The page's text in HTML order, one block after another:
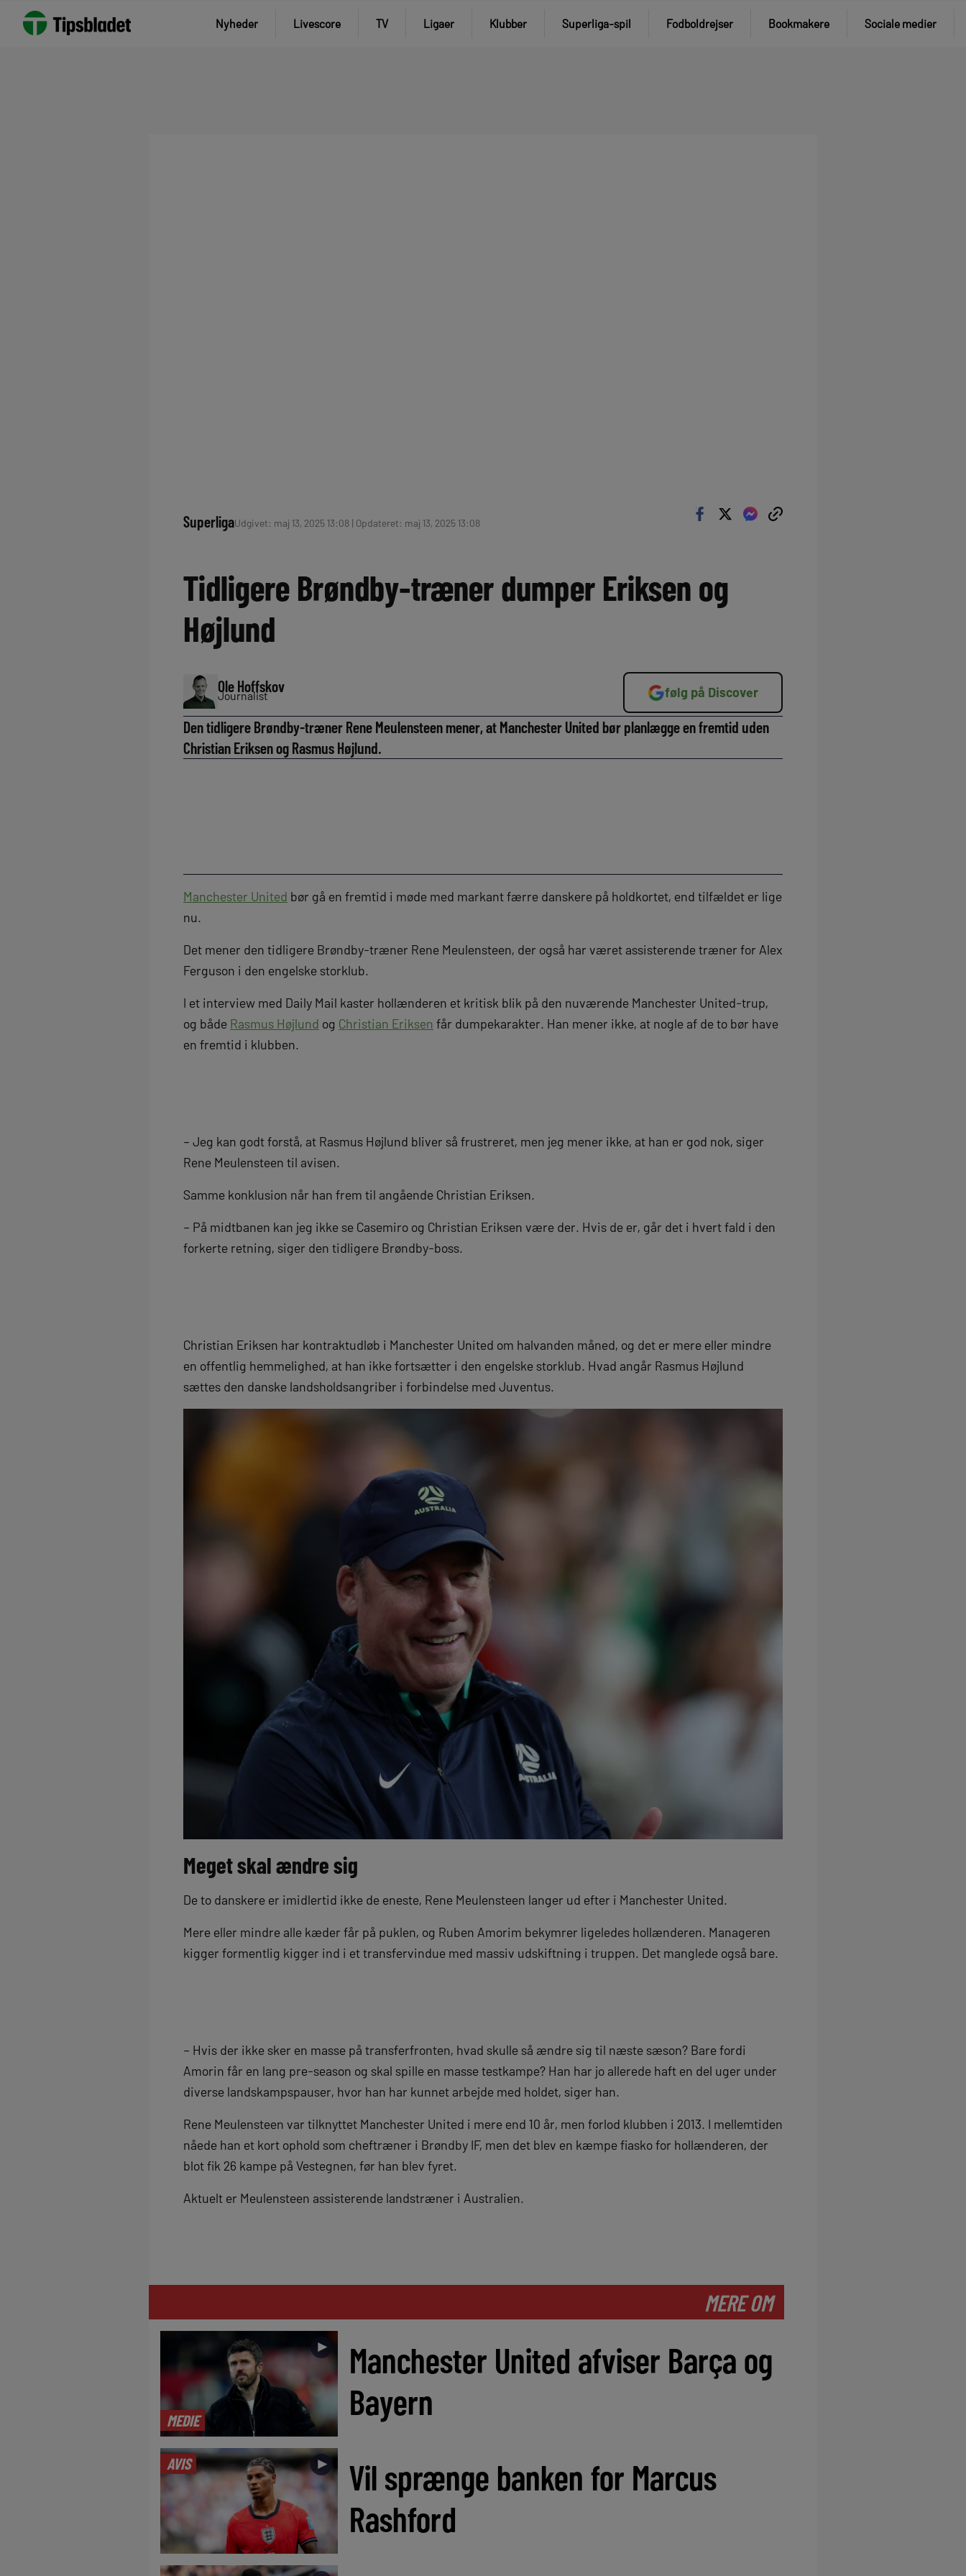
Nyheder Livescore TV Ligaer Klubber Superliga-spil Fodboldrejser Bookmakere Sociale medier
SuperligaUdgivet: maj 13, 2025 13:08 | Opdateret: maj 13, 2025 13:08
Tidligere Brøndby-træner dumper Eriksen og
Højlund
Ole Hoffskov
Journalist følg på Discover
Den tidligere Brøndby-træner Rene Meulensteen mener, at Manchester United bør planlægge en fremtid uden
Christian Eriksen og Rasmus Højlund.
Manchester United bør gå en fremtid i møde med markant færre danskere på holdkortet, end tilfældet er lige
nu.
Det mener den tidligere Brøndby-træner Rene Meulensteen, der også har været assisterende træner for Alex
Ferguson i den engelske storklub.
I et interview med Daily Mail kaster hollænderen et kritisk blik på den nuværende Manchester United-trup,
og både Rasmus Højlund og Christian Eriksen får dumpekarakter. Han mener ikke, at nogle af de to bør have
en fremtid i klubben.
– Jeg kan godt forstå, at Rasmus Højlund bliver så frustreret, men jeg mener ikke, at han er god nok, siger
Rene Meulensteen til avisen.
Samme konklusion når han frem til angående Christian Eriksen.
– På midtbanen kan jeg ikke se Casemiro og Christian Eriksen være der. Hvis de er, går det i hvert fald i den
forkerte retning, siger den tidligere Brøndby-boss.
Christian Eriksen har kontraktudløb i Manchester United om halvanden måned, og det er mere eller mindre
en offentlig hemmelighed, at han ikke fortsætter i den engelske storklub. Hvad angår Rasmus Højlund
sættes den danske landsholdsangriber i forbindelse med Juventus.
Meget skal ændre sig
De to danskere er imidlertid ikke de eneste, Rene Meulensteen langer ud efter i Manchester United.
Mere eller mindre alle kæder får på puklen, og Ruben Amorim bekymrer ligeledes hollænderen. Manageren
kigger formentlig kigger ind i et transfervindue med massiv udskiftning i truppen. Det manglede også bare.
– Hvis der ikke sker en masse på transferfronten, hvad skulle så ændre sig til næste sæson? Bare fordi
Amorin får en lang pre-season og skal spille en masse testkampe? Han har jo allerede haft en del uger under
diverse landskampspauser, hvor han har kunnet arbejde med holdet, siger han.
Rene Meulensteen var tilknyttet Manchester United i mere end 10 år, men forlod klubben i 2013. I mellemtiden
nåede han et kort ophold som cheftræner i Brøndby IF, men det blev en kæmpe fiasko for hollænderen, der
blot fik 26 kampe på Vestegnen, før han blev fyret.
Aktuelt er Meulensteen assisterende landstræner i Australien.
MERE OM
MEDIE
►
Manchester United afviser Barça og
Bayern
AVIS ►
Vil sprænge banken for Marcus
Rashford